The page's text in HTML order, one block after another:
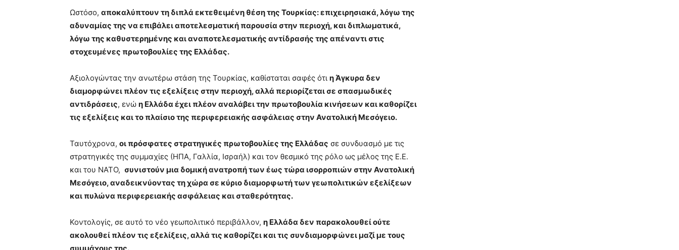
Ωστόσο, αποκαλύπτουν τη διπλά εκτεθειμένη θέση της Τουρκίας: επιχειρησιακά, λόγω της
αδυναμίας της να επιβάλει αποτελεσματική παρουσία στην περιοχή, και διπλωματικά,
λόγω της καθυστερημένης και αναποτελεσματικής αντίδρασής της απέναντι στις
στοχευμένες πρωτοβουλίες της Ελλάδας.
Αξιολογώντας την ανωτέρω στάση της Τουρκίας, καθίσταται σαφές ότι η Άγκυρα δεν
διαμορφώνει πλέον τις εξελίξεις στην περιοχή, αλλά περιορίζεται σε σπασμωδικές
αντιδράσεις, ενώ η Ελλάδα έχει πλέον αναλάβει την πρωτοβουλία κινήσεων και καθορίζει
τις εξελίξεις και το πλαίσιο της περιφερειακής ασφάλειας στην Ανατολική Μεσόγειο.
Ταυτόχρονα, οι πρόσφατες στρατηγικές πρωτοβουλίες της Ελλάδας σε συνδυασμό με τις
στρατηγικές της συμμαχίες (ΗΠΑ, Γαλλία, Ισραήλ) και τον θεσμικό της ρόλο ως μέλος της Ε.Ε.
και του ΝΑΤΟ, συνιστούν μια δομική ανατροπή των έως τώρα ισορροπιών στην Ανατολική
Μεσόγειο, αναδεικνύοντας τη χώρα σε κύριο διαμορφωτή των γεωπολιτικών εξελίξεων
και πυλώνα περιφερειακής ασφάλειας και σταθερότητας.
Κοντολογίς, σε αυτό το νέο γεωπολιτικό περιβάλλον, η Ελλάδα δεν παρακολουθεί ούτε
ακολουθεί πλέον τις εξελίξεις, αλλά τις καθορίζει και τις συνδιαμορφώνει μαζί με τους